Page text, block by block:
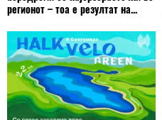
регионот – тоа е резултат на...